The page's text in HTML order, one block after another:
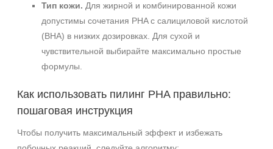
Тип кожи. Для жирной и комбинированной кожи
допустимы сочетания PHA с салициловой кислотой
(BHA) в низких дозировках. Для сухой и
чувствительной выбирайте максимально простые
формулы.
Как использовать пилинг PHA правильно:
пошаговая инструкция
Чтобы получить максимальный эффект и избежать